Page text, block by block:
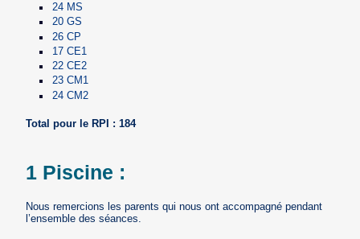
24 MS
20 GS
26 CP
17 CE1
22 CE2
23 CM1
24 CM2
Total pour le RPI : 184
1 Piscine :
Nous remercions les parents qui nous ont accompagné pendant
l’ensemble des séances.